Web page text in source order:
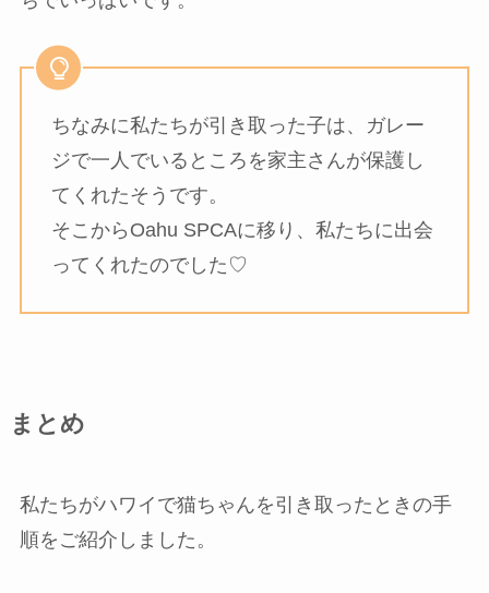
ちなみに私たちが引き取った子は、ガレー
ジで一人でいるところを家主さんが保護し
てくれたそうです。
そこからOahu SPCAに移り、私たちに出会
ってくれたのでした♡
まとめ
私たちがハワイで猫ちゃんを引き取ったときの手
順をご紹介しました。